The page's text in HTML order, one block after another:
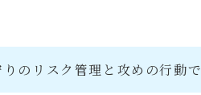
りのリスク管理と攻めの行動